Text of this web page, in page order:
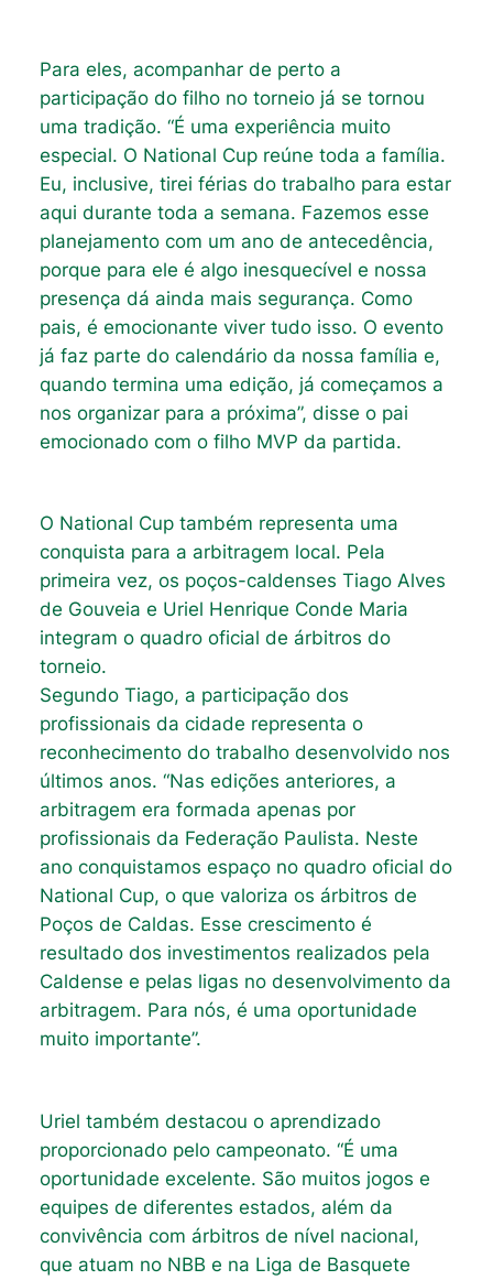
Para eles, acompanhar de perto a
participação do filho no torneio já se tornou
uma tradição. “É uma experiência muito
especial. O National Cup reúne toda a família.
Eu, inclusive, tirei férias do trabalho para estar
aqui durante toda a semana. Fazemos esse
planejamento com um ano de antecedência,
porque para ele é algo inesquecível e nossa
presença dá ainda mais segurança. Como
pais, é emocionante viver tudo isso. O evento
já faz parte do calendário da nossa família e,
quando termina uma edição, já começamos a
nos organizar para a próxima”, disse o pai
emocionado com o filho MVP da partida.
O National Cup também representa uma
conquista para a arbitragem local. Pela
primeira vez, os poços-caldenses Tiago Alves
de Gouveia e Uriel Henrique Conde Maria
integram o quadro oficial de árbitros do
torneio.
Segundo Tiago, a participação dos
profissionais da cidade representa o
reconhecimento do trabalho desenvolvido nos
últimos anos. “Nas edições anteriores, a
arbitragem era formada apenas por
profissionais da Federação Paulista. Neste
ano conquistamos espaço no quadro oficial do
National Cup, o que valoriza os árbitros de
Poços de Caldas. Esse crescimento é
resultado dos investimentos realizados pela
Caldense e pelas ligas no desenvolvimento da
arbitragem. Para nós, é uma oportunidade
muito importante”.
Uriel também destacou o aprendizado
proporcionado pelo campeonato. “É uma
oportunidade excelente. São muitos jogos e
equipes de diferentes estados, além da
convivência com árbitros de nível nacional,
que atuam no NBB e na Liga de Basquete